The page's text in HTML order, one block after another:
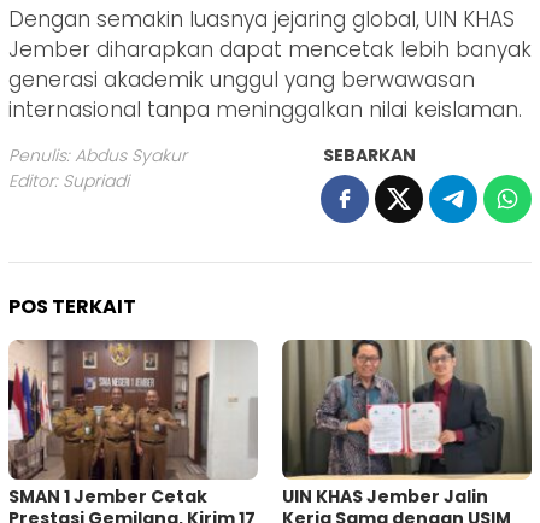
Dengan semakin luasnya jejaring global, UIN KHAS
Jember diharapkan dapat mencetak lebih banyak
generasi akademik unggul yang berwawasan
internasional tanpa meninggalkan nilai keislaman.
Penulis: Abdus Syakur
Editor: Supriadi
SEBARKAN
POS TERKAIT
SMAN 1 Jember Cetak
Prestasi Gemilang, Kirim 17
UIN KHAS Jember Jalin
Kerja Sama dengan USIM